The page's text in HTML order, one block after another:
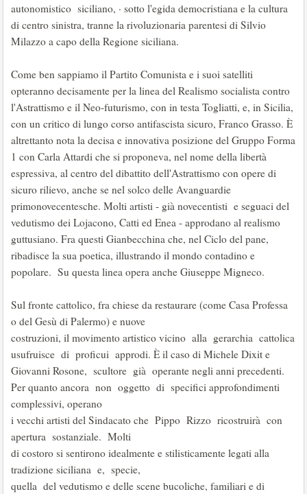
autonomistico siciliano, · sotto l'egida democristiana e la cultura
di centro sinistra, tranne la rivoluzionaria parentesi di Silvio
Milazzo a capo della Regione siciliana.
Come ben sappiamo il Partito Comunista e i suoi satelliti
opteranno decisamente per la linea del Realismo socialista contro
l'Astrattismo e il Neo-futurismo, con in testa Togliatti, e, in Sicilia,
con un critico di lungo corso antifascista sicuro, Franco Grasso. È
altrettanto nota la decisa e innovativa posizione del Gruppo Forma
1 con Carla Attardi che si proponeva, nel nome della libertà
espressiva, al centro del dibattito dell'Astrattismo con opere di
sicuro rilievo, anche se nel solco delle Avanguardie
primonovecentesche. Molti artisti - già novecentisti e seguaci del
vedutismo dei Lojacono, Catti ed Enea - approdano al realismo
guttusiano. Fra questi Gianbecchina che, nel Ciclo del pane,
ribadisce la sua poetica, illustrando il mondo contadino e
popolare. Su questa linea opera anche Giuseppe Migneco.
Sul fronte cattolico, fra chiese da restaurare (come Casa Professa
o del Gesù di Palermo) e nuove
costruzioni, il movimento artistico vicino alla gerarchia cattolica
usufruisce di proficui approdi. È il caso di Michele Dixit e
Giovanni Rosone, scultore già operante negli anni precedenti.
Per quanto ancora non oggetto di specifici approfondimenti
complessivi, operano
i vecchi artisti del Sindacato che Pippo Rizzo ricostruirà con
apertura sostanziale. Molti
di costoro si sentirono idealmente e stilisticamente legati alla
tradizione siciliana e, specie,
quella del vedutismo e delle scene bucoliche, familiari e di